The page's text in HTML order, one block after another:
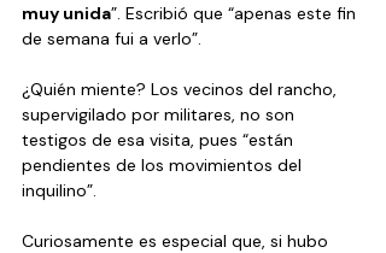
muy unida”. Escribió que “apenas este fin
de semana fui a verlo”.
¿Quién miente? Los vecinos del rancho,
supervigilado por militares, no son
testigos de esa visita, pues “están
pendientes de los movimientos del
inquilino”.
Curiosamente es especial que, si hubo